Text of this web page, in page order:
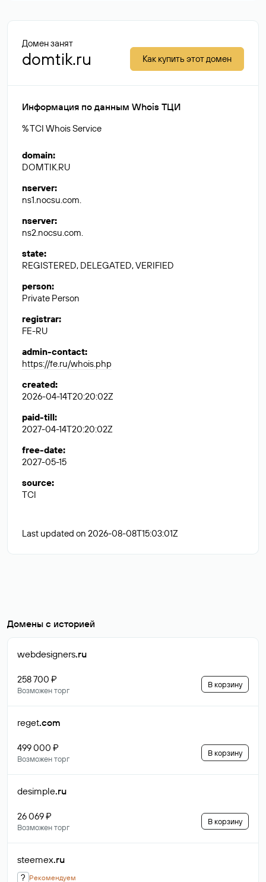
Домен занят
domtik.ru Как купить этот домен
Информация по данным Whois ТЦИ
% TCI Whois Service
domain:
DOMTIK.RU
nserver:
ns1.nocsu.com.
nserver:
ns2.nocsu.com.
state:
REGISTERED, DELEGATED, VERIFIED
person:
Private Person
registrar:
FE-RU
admin-contact:
https://fe.ru/whois.php
created:
2026-04-14T20:20:02Z
paid-till:
2027-04-14T20:20:02Z
free-date:
2027-05-15
source:
TCI
Last updated on 2026-08-08T15:03:01Z
Домены с историей
webdesigners.ru
258 700 ₽
Возможен торг
В корзину
reget.com
499 000 ₽
Возможен торг
В корзину
desimple.ru
26 069 ₽
Возможен торг
В корзину
steemex.ru
? Рекомендуем